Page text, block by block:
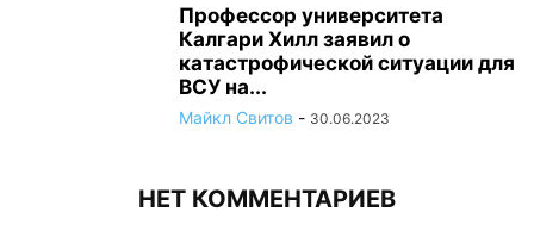
Профессор университета
Калгари Хилл заявил о
катастрофической ситуации для
ВСУ на...
Майкл Свитов - 30.06.2023
НЕТ КОММЕНТАРИЕВ